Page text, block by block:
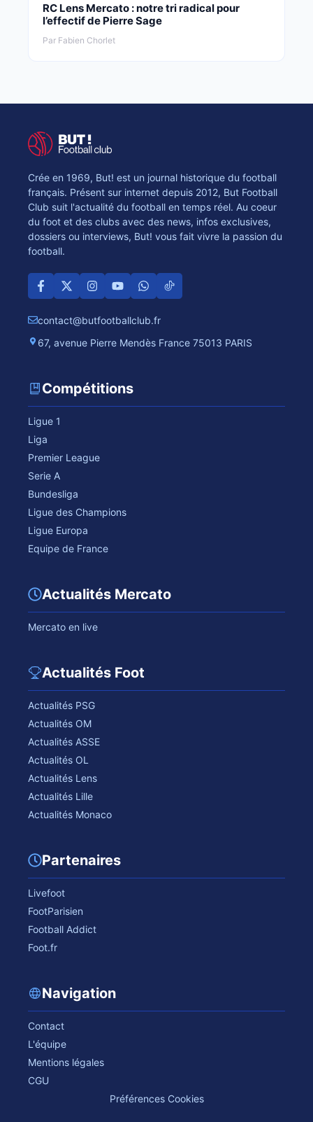
RC Lens Mercato : notre tri radical pour
l’effectif de Pierre Sage
Par Fabien Chorlet
Crée en 1969, But! est un journal historique du football
français. Présent sur internet depuis 2012, But Football
Club suit l'actualité du football en temps réel. Au coeur
du foot et des clubs avec des news, infos exclusives,
dossiers ou interviews, But! vous fait vivre la passion du
football.
contact@butfootballclub.fr
67, avenue Pierre Mendès France 75013 PARIS
Compétitions
Ligue 1
Liga
Premier League
Serie A
Bundesliga
Ligue des Champions
Ligue Europa
Equipe de France
Actualités Mercato
Mercato en live
Actualités Foot
Actualités PSG
Actualités OM
Actualités ASSE
Actualités OL
Actualités Lens
Actualités Lille
Actualités Monaco
Partenaires
Livefoot
FootParisien
Football Addict
Foot.fr
Navigation
Contact
L'équipe
Mentions légales
CGU
Préférences Cookies